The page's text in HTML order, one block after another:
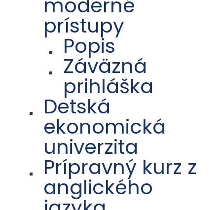
prístupy
Popis
Záväzná
prihláška
Detská
ekonomická
univerzita
Prípravný kurz z
anglického